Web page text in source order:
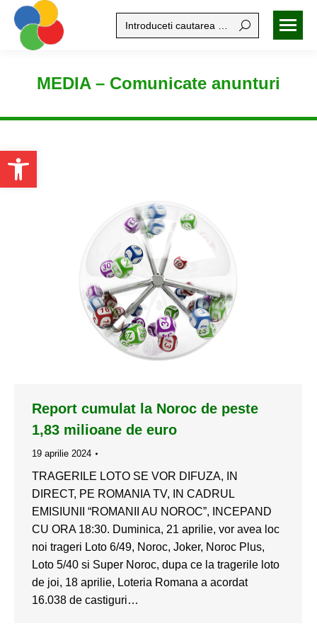
Open toolbar
Search:
MEDIA – Comunicate anunturi
Report cumulat la Noroc de peste
1,83 milioane de euro
19 aprilie 2024
TRAGERILE LOTO SE VOR DIFUZA, IN
DIRECT, PE ROMANIA TV, IN CADRUL
EMISIUNII “ROMANII AU NOROC”, INCEPAND
CU ORA 18:30. Duminica, 21 aprilie, vor avea loc
noi trageri Loto 6/49, Noroc, Joker, Noroc Plus,
Loto 5/40 si Super Noroc, dupa ce la tragerile loto
de joi, 18 aprilie, Loteria Romana a acordat
16.038 de castiguri…